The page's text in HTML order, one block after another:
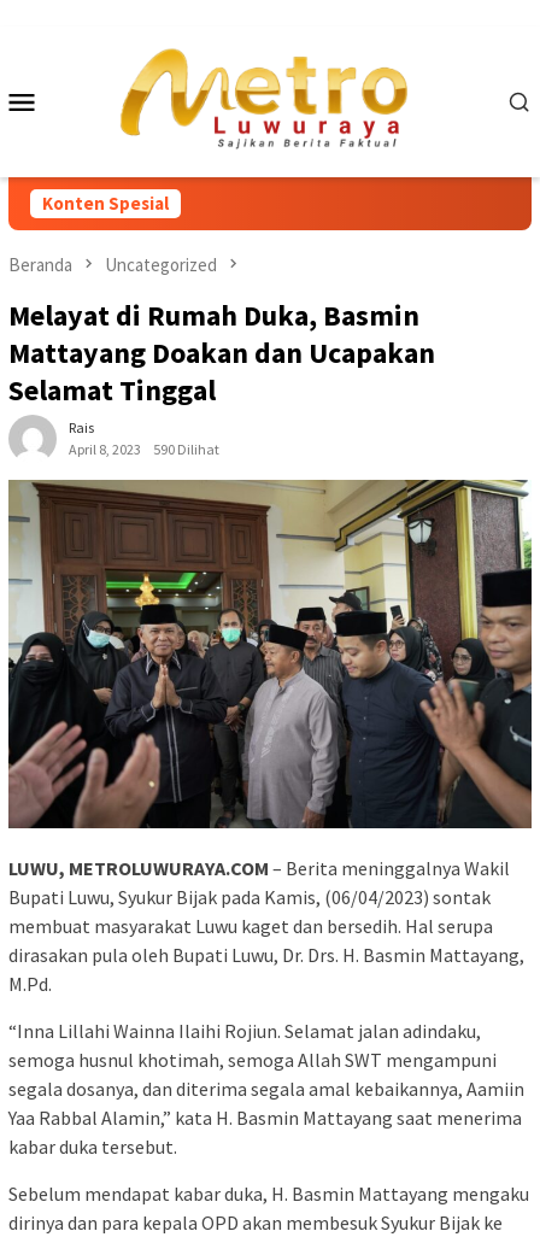
Mobile
Konten Spesial
Beranda Uncategorized
Melayat di Rumah Duka, Basmin
Mattayang Doakan dan Ucapakan
Selamat Tinggal
Rais
April 8, 2023
590 Dilihat
LUWU, METROLUWURAYA.COM – Berita meninggalnya Wakil
Bupati Luwu, Syukur Bijak pada Kamis, (06/04/2023) sontak
membuat masyarakat Luwu kaget dan bersedih. Hal serupa
dirasakan pula oleh Bupati Luwu, Dr. Drs. H. Basmin Mattayang,
M.Pd.
“Inna Lillahi Wainna Ilaihi Rojiun. Selamat jalan adindaku,
semoga husnul khotimah, semoga Allah SWT mengampuni
segala dosanya, dan diterima segala amal kebaikannya, Aamiin
Yaa Rabbal Alamin,” kata H. Basmin Mattayang saat menerima
kabar duka tersebut.
Sebelum mendapat kabar duka, H. Basmin Mattayang mengaku
dirinya dan para kepala OPD akan membesuk Syukur Bijak ke